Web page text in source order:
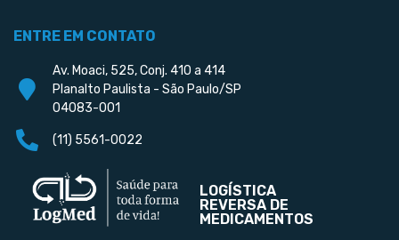
ENTRE EM CONTATO
Av. Moaci, 525, Conj. 410 a 414
Planalto Paulista - São Paulo/SP
04083-001
(11) 5561-0022
LOGÍSTICA
REVERSA DE
MEDICAMENTOS